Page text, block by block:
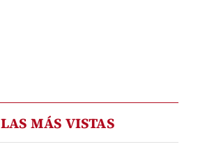
LAS MÁS VISTAS